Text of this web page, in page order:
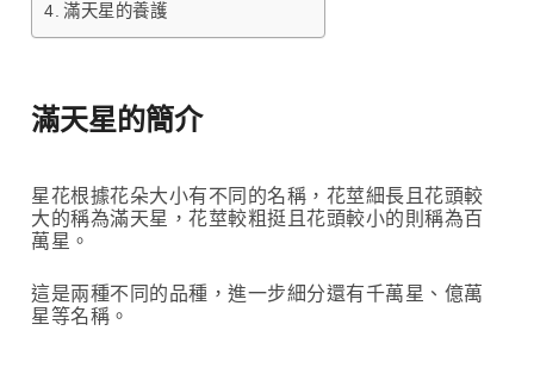
滿天星的養護
滿天星的簡介
星花根據花朵大小有不同的名稱，花莖細長且花頭較
大的稱為滿天星，花莖較粗挺且花頭較小的則稱為百
萬星。
這是兩種不同的品種，進一步細分還有千萬星、億萬
星等名稱。